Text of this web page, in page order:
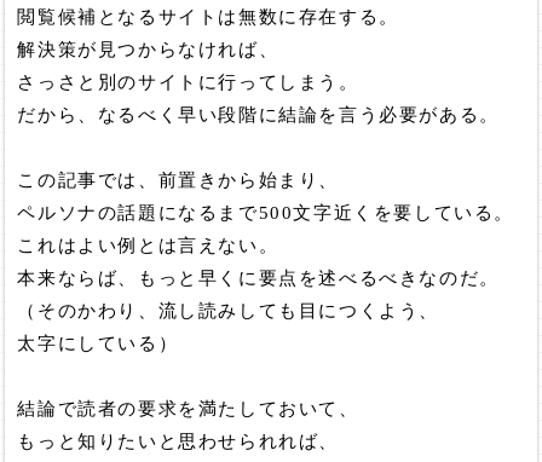
閲覧候補となるサイトは無数に存在する。
解決策が見つからなければ、
さっさと別のサイトに行ってしまう。
だから、なるべく早い段階に結論を言う必要がある。
この記事では、前置きから始まり、
ペルソナの話題になるまで500文字近くを要している。
これはよい例とは言えない。
本来ならば、もっと早くに要点を述べるべきなのだ。
（そのかわり、流し読みしても目につくよう、
太字にしている）
結論で読者の要求を満たしておいて、
もっと知りたいと思わせられれば、